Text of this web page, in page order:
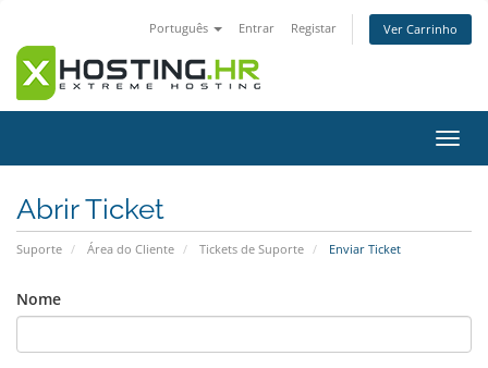
Português Entrar Registar Ver Carrinho
Abrir Ticket
Suporte Área do Cliente Tickets de Suporte Enviar Ticket
Nome